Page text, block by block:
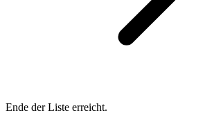
Ende der Liste erreicht.